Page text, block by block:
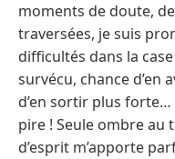
moments de doute,
traversées, je suis
difficultés dans la case
survécu, chance d’en
d’en sortir plus
pire ! Seule ombre au
d’esprit m’apporte